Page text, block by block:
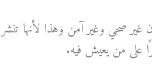
صحي وغير آمن وهذا لأنها تنشر
على من يعيش فيه.